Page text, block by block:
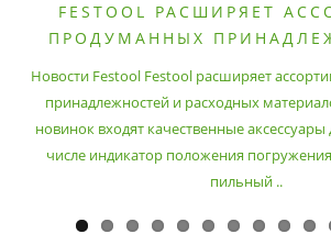
FESTOOL РАСШИРЯЕТ
ПРОДУМАННЫХ
Новости Festool Festool расширяет
принадлежностей и расходных
новинок входят качественные
числе индикатор положения
пильный ..